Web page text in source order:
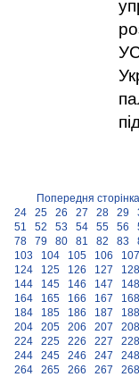
Попередня сторінка
24
25 26 27 28 29
51
52 53 54 55 56
78
79 80 81 82 83
103
104 105 106 107
124
125 126 127 128
144
145 146 147 148
164
165 166 167 168
184
185 186 187 188
204
205 206 207 208
224
225 226 227 228
244
245 246 247 248
264
265 266 267 268